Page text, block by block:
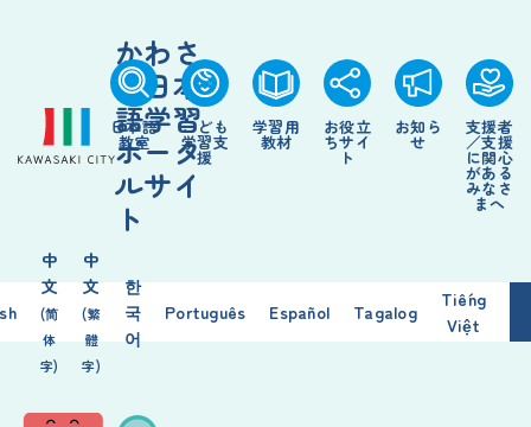
かわさ
き日本
語学習
ポータ
ルサイ
ト
日本語
教室
こども
学習支
援
学習用
教材
お役立
ちサイ
ト
お知ら
せ
支援者
／支援
に関心
がある
みなさ
まへ
中
文
(简
体
字)
中
文
(繁
體
字)
한
국
어
Português Español Tagalog
Tiếng
Việt